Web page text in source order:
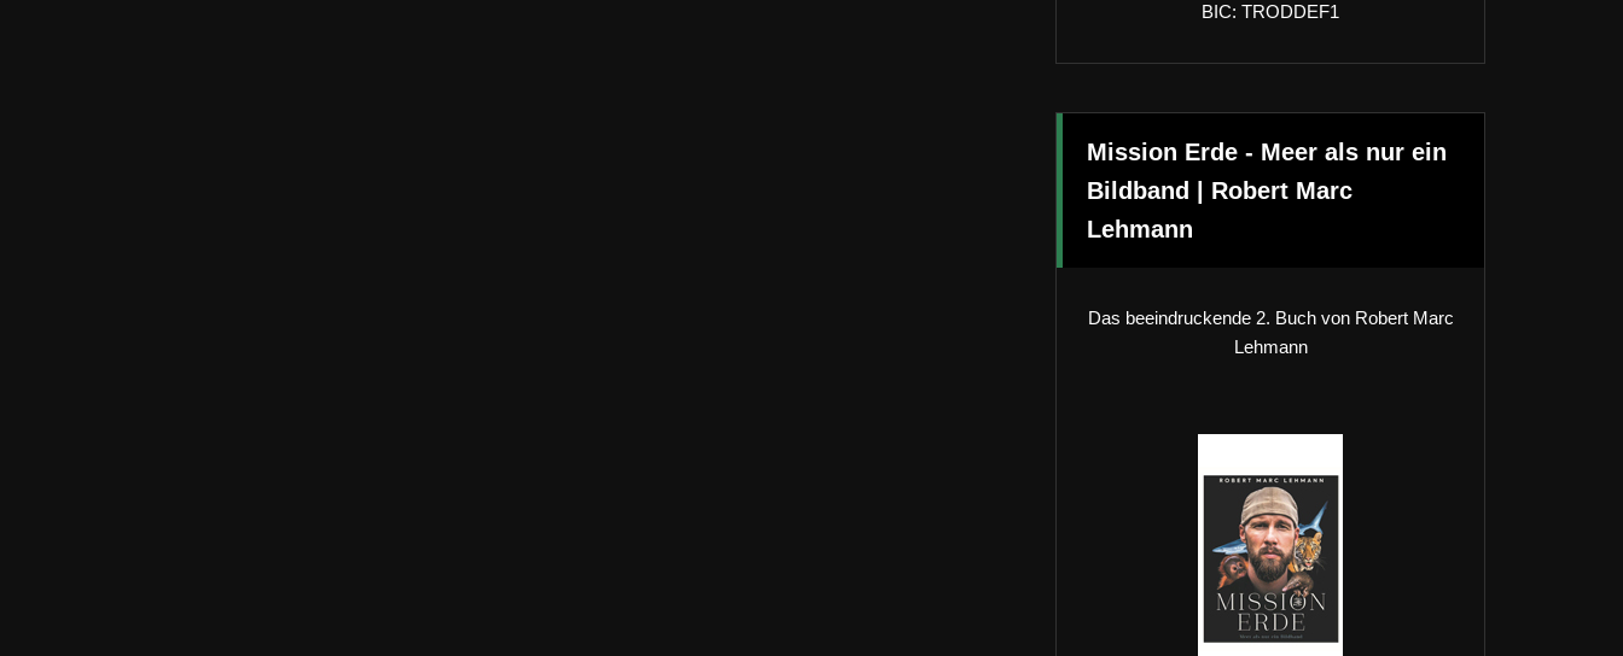
BIC: TRODDEF1
Mission Erde - Meer als nur ein
Bildband | Robert Marc
Lehmann
Das beeindruckende 2. Buch von Robert Marc
Lehmann